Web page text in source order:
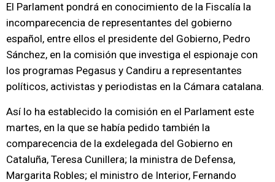
El Parlament pondrá en conocimiento de la Fiscalía la
incomparecencia de representantes del gobierno
español, entre ellos el presidente del Gobierno, Pedro
Sánchez, en la comisión que investiga el espionaje con
los programas Pegasus y Candiru a representantes
políticos, activistas y periodistas en la Cámara catalana.
Así lo ha establecido la comisión en el Parlament este
martes, en la que se había pedido también la
comparecencia de la exdelegada del Gobierno en
Cataluña, Teresa Cunillera; la ministra de Defensa,
Margarita Robles; el ministro de Interior, Fernando